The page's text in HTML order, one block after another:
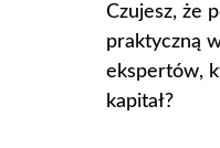
Czujesz, że
praktyczną
ekspertów,
kapitał?